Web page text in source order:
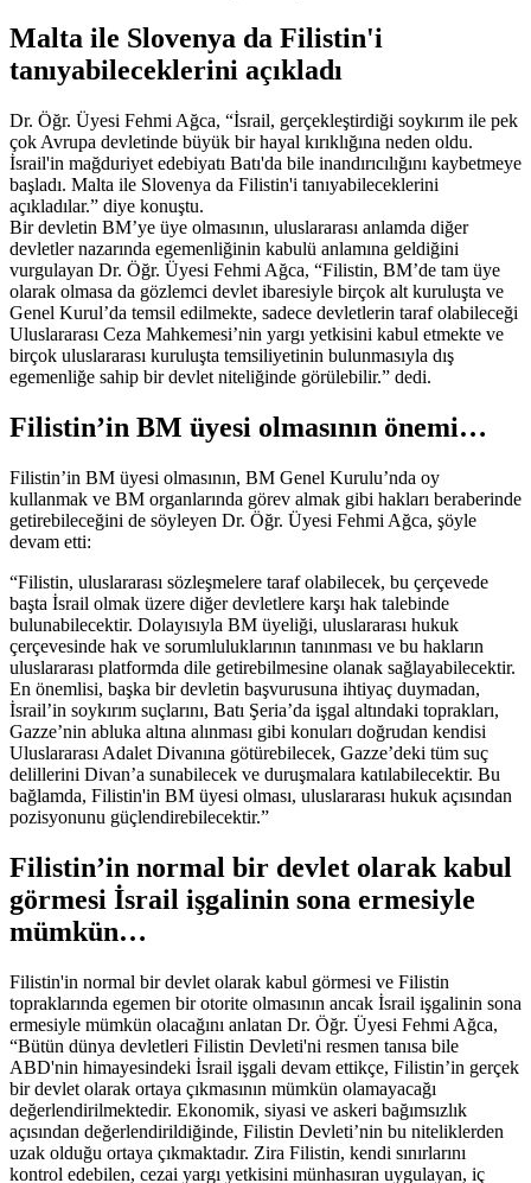
Malta ile Slovenya da Filistin'i
tanıyabileceklerini açıkladı
Dr. Öğr. Üyesi Fehmi Ağca, “İsrail, gerçekleştirdiği soykırım ile pek
çok Avrupa devletinde büyük bir hayal kırıklığına neden oldu.
İsrail'in mağduriyet edebiyatı Batı'da bile inandırıcılığını kaybetmeye
başladı. Malta ile Slovenya da Filistin'i tanıyabileceklerini
açıkladılar.” diye konuştu.
Bir devletin BM’ye üye olmasının, uluslararası anlamda diğer
devletler nazarında egemenliğinin kabulü anlamına geldiğini
vurgulayan Dr. Öğr. Üyesi Fehmi Ağca, “Filistin, BM’de tam üye
olarak olmasa da gözlemci devlet ibaresiyle birçok alt kuruluşta ve
Genel Kurul’da temsil edilmekte, sadece devletlerin taraf olabileceği
Uluslararası Ceza Mahkemesi’nin yargı yetkisini kabul etmekte ve
birçok uluslararası kuruluşta temsiliyetinin bulunmasıyla dış
egemenliğe sahip bir devlet niteliğinde görülebilir.” dedi.
Filistin’in BM üyesi olmasının önemi…
Filistin’in BM üyesi olmasının, BM Genel Kurulu’nda oy
kullanmak ve BM organlarında görev almak gibi hakları beraberinde
getirebileceğini de söyleyen Dr. Öğr. Üyesi Fehmi Ağca, şöyle
devam etti:
“Filistin, uluslararası sözleşmelere taraf olabilecek, bu çerçevede
başta İsrail olmak üzere diğer devletlere karşı hak talebinde
bulunabilecektir. Dolayısıyla BM üyeliği, uluslararası hukuk
çerçevesinde hak ve sorumluluklarının tanınması ve bu hakların
uluslararası platformda dile getirebilmesine olanak sağlayabilecektir.
En önemlisi, başka bir devletin başvurusuna ihtiyaç duymadan,
İsrail’in soykırım suçlarını, Batı Şeria’da işgal altındaki toprakları,
Gazze’nin abluka altına alınması gibi konuları doğrudan kendisi
Uluslararası Adalet Divanına götürebilecek, Gazze’deki tüm suç
delillerini Divan’a sunabilecek ve duruşmalara katılabilecektir. Bu
bağlamda, Filistin'in BM üyesi olması, uluslararası hukuk açısından
pozisyonunu güçlendirebilecektir.”
Filistin’in normal bir devlet olarak kabul
görmesi İsrail işgalinin sona ermesiyle
mümkün…
Filistin'in normal bir devlet olarak kabul görmesi ve Filistin
topraklarında egemen bir otorite olmasının ancak İsrail işgalinin sona
ermesiyle mümkün olacağını anlatan Dr. Öğr. Üyesi Fehmi Ağca,
“Bütün dünya devletleri Filistin Devleti'ni resmen tanısa bile
ABD'nin himayesindeki İsrail işgali devam ettikçe, Filistin’in gerçek
bir devlet olarak ortaya çıkmasının mümkün olamayacağı
değerlendirilmektedir. Ekonomik, siyasi ve askeri bağımsızlık
açısından değerlendirildiğinde, Filistin Devleti’nin bu niteliklerden
uzak olduğu ortaya çıkmaktadır. Zira Filistin, kendi sınırlarını
kontrol edebilen, cezai yargı yetkisini münhasıran uygulayan, iç